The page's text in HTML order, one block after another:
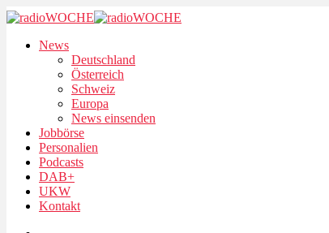
News
Deutschland
Österreich
Schweiz
Europa
News einsenden
Jobbörse
Personalien
Podcasts
DAB+
UKW
Kontakt